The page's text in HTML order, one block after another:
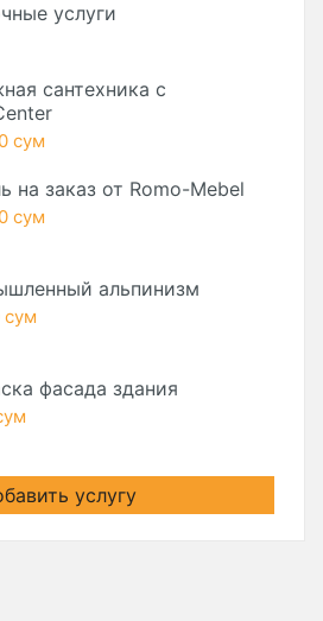
услуги
сантехника с
сум
на заказ от Romo-Mebel
сум
альпинизм
сум
фасада здания
услугу